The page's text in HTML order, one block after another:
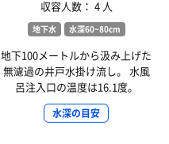
収容人数： 4 人
地下水 水深60~80cm
地下100メートルから汲み上げた
無濾過の井戸水掛け流し。 水風
呂注入口の温度は16.1度。
水深の目安